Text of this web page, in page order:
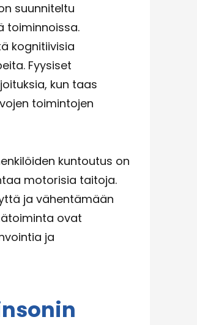
suunniteltu
toiminnoissa.
kognitiivisia
Fyysiset
kun taas
toimintojen
kuntoutus on
motorisia taitoja.
ja vähentämään
ovat
ja